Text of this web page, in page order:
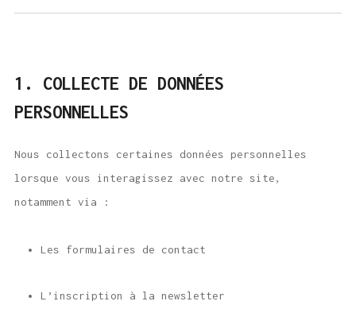
1. COLLECTE DE DONNÉES
PERSONNELLES
Nous collectons certaines données personnelles
lorsque vous interagissez avec notre site,
notamment via :
Les formulaires de contact
L’inscription à la newsletter